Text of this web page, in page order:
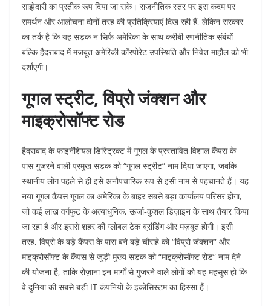
साझेदारी का प्रतीक रूप दिया जा सके। राजनीतिक स्तर पर इस कदम पर
समर्थन और आलोचना दोनों तरह की प्रतिक्रियाएं दिख रही हैं, लेकिन सरकार
का तर्क है कि यह सड़क न सिर्फ अमेरिका के साथ करीबी रणनीतिक संबंधों
बल्कि हैदराबाद में मजबूत अमेरिकी कॉरपोरेट उपस्थिति और निवेश माहौल को भी
दर्शाएगी।​
गूगल स्ट्रीट, विप्रो जंक्शन और
माइक्रोसॉफ्ट रोड
हैदराबाद के फाइनेंशियल डिस्ट्रिक्ट में गूगल के प्रस्तावित विशाल कैंपस के
पास गुजरने वाली प्रमुख सड़क को “गूगल स्ट्रीट” नाम दिया जाएगा, जबकि
स्थानीय लोग पहले से ही इसे अनौपचारिक रूप से इसी नाम से पहचानते हैं। यह
नया गूगल कैंपस गूगल का अमेरिका के बाहर सबसे बड़ा कार्यालय परिसर होगा,
जो कई लाख वर्गफुट के अत्याधुनिक, ऊर्जा‑कुशल डिज़ाइन के साथ तैयार किया
जा रहा है और इससे शहर की ग्लोबल टेक ब्रांडिंग और मज़बूत होगी। इसी
तरह, विप्रो के बड़े कैंपस के पास बने बड़े चौराहे को “विप्रो जंक्शन” और
माइक्रोसॉफ्ट के कैंपस से जुड़ी मुख्य सड़क को “माइक्रोसॉफ्ट रोड” नाम देने
की योजना है, ताकि रोज़ाना इन मार्गों से गुजरने वाले लोगों को यह महसूस हो कि
वे दुनिया की सबसे बड़ी IT कंपनियों के इकोसिस्टम का हिस्सा हैं।​​